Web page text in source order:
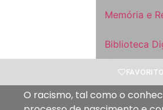
Memória e
Biblioteca
O racismo, tal como o